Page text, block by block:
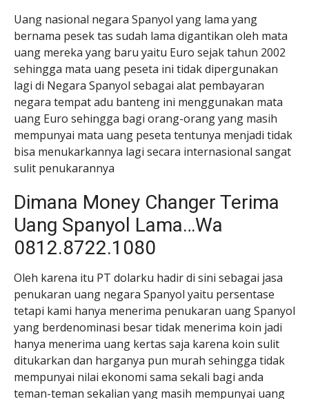
Uang nasional negara Spanyol yang lama yang
bernama pesek tas sudah lama digantikan oleh mata
uang mereka yang baru yaitu Euro sejak tahun 2002
sehingga mata uang peseta ini tidak dipergunakan
lagi di Negara Spanyol sebagai alat pembayaran
negara tempat adu banteng ini menggunakan mata
uang Euro sehingga bagi orang-orang yang masih
mempunyai mata uang peseta tentunya menjadi tidak
bisa menukarkannya lagi secara internasional sangat
sulit penukarannya
Dimana Money Changer Terima
Uang Spanyol Lama…Wa
0812.8722.1080
Oleh karena itu PT dolarku hadir di sini sebagai jasa
penukaran uang negara Spanyol yaitu persentase
tetapi kami hanya menerima penukaran uang Spanyol
yang berdenominasi besar tidak menerima koin jadi
hanya menerima uang kertas saja karena koin sulit
ditukarkan dan harganya pun murah sehingga tidak
mempunyai nilai ekonomi sama sekali bagi anda
teman-teman sekalian yang masih mempunyai uang